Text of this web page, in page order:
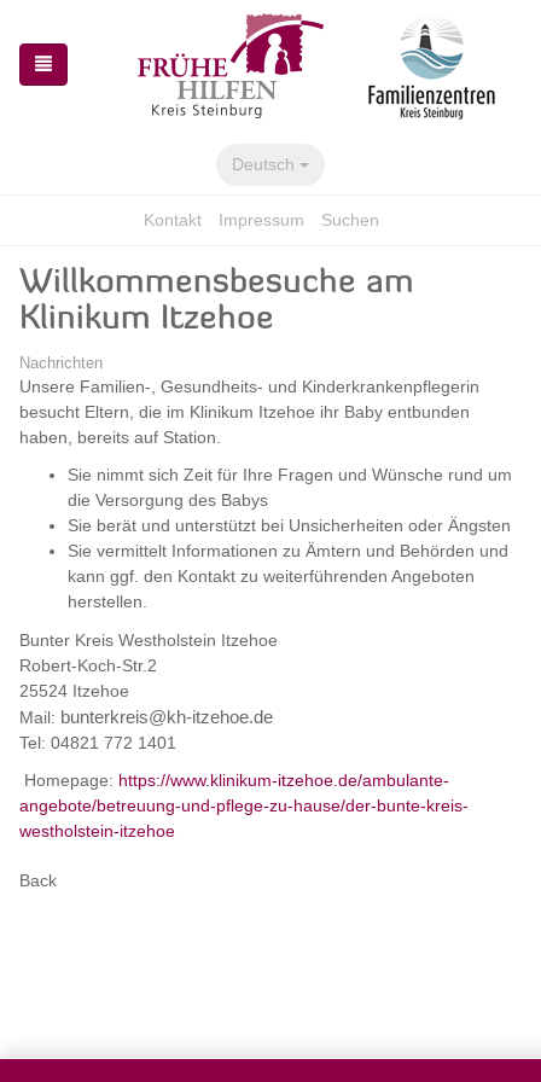
springen
springen
Deutsch
Kontakt Impressum Suchen
Willkommensbesuche am
Klinikum Itzehoe
Nachrichten
Unsere Familien-, Gesundheits- und Kinderkrankenpflegerin
besucht Eltern, die im Klinikum Itzehoe ihr Baby entbunden
haben, bereits auf Station.
Sie nimmt sich Zeit für Ihre Fragen und Wünsche rund um
die Versorgung des Babys
Sie berät und unterstützt bei Unsicherheiten oder Ängsten
Sie vermittelt Informationen zu Ämtern und Behörden und
kann ggf. den Kontakt zu weiterführenden Angeboten
herstellen.
Bunter Kreis Westholstein Itzehoe
Robert-Koch-Str.2
25524 Itzehoe
Mail: bunterkreis@kh-itzehoe.de
Tel: 04821 772 1401
Homepage: https://www.klinikum-itzehoe.de/ambulante-
angebote/betreuung-und-pflege-zu-hause/der-bunte-kreis-
westholstein-itzehoe
Back